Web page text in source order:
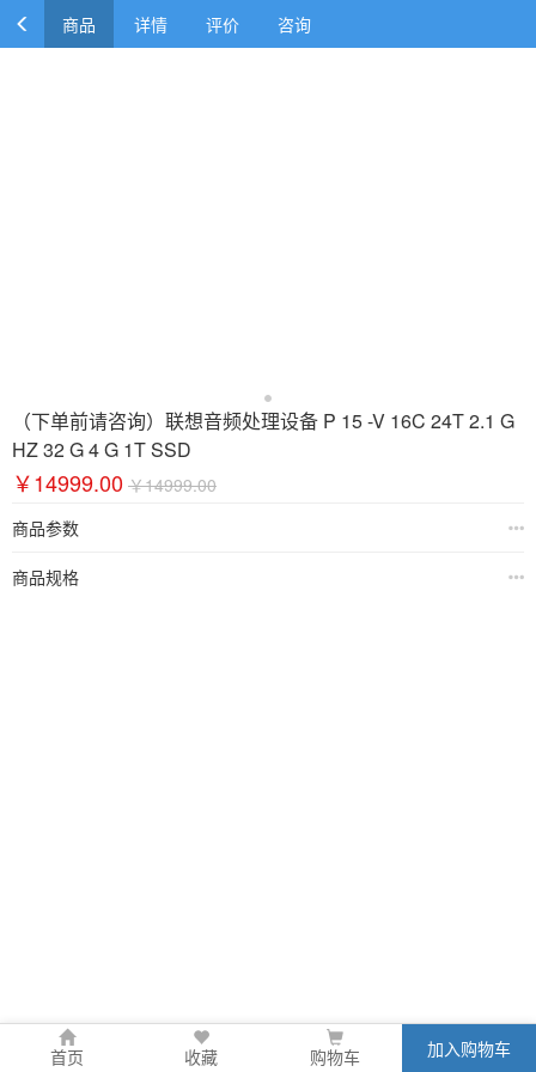
商品 详情 评价 咨询
（下单前请咨询）联想音频处理设备 P 15 -V 16C 24T 2.1 G
HZ 32 G 4 G 1T SSD
￥14999.00 ￥14999.00
商品参数
商品规格
首页 收藏 购物车 加入购物车